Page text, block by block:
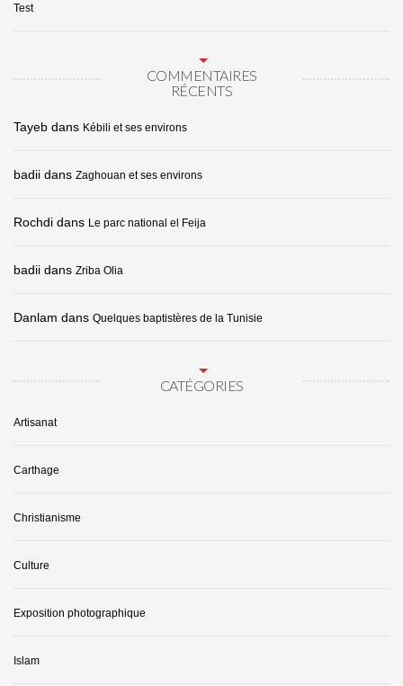
Test
COMMENTAIRES
RÉCENTS
Tayeb dans Kébili et ses environs
badii dans Zaghouan et ses environs
Rochdi dans Le parc national el Feija
badii dans Zriba Olia
Danlam dans Quelques baptistères de la Tunisie
CATÉGORIES
Artisanat
Carthage
Christianisme
Culture
Exposition photographique
Islam